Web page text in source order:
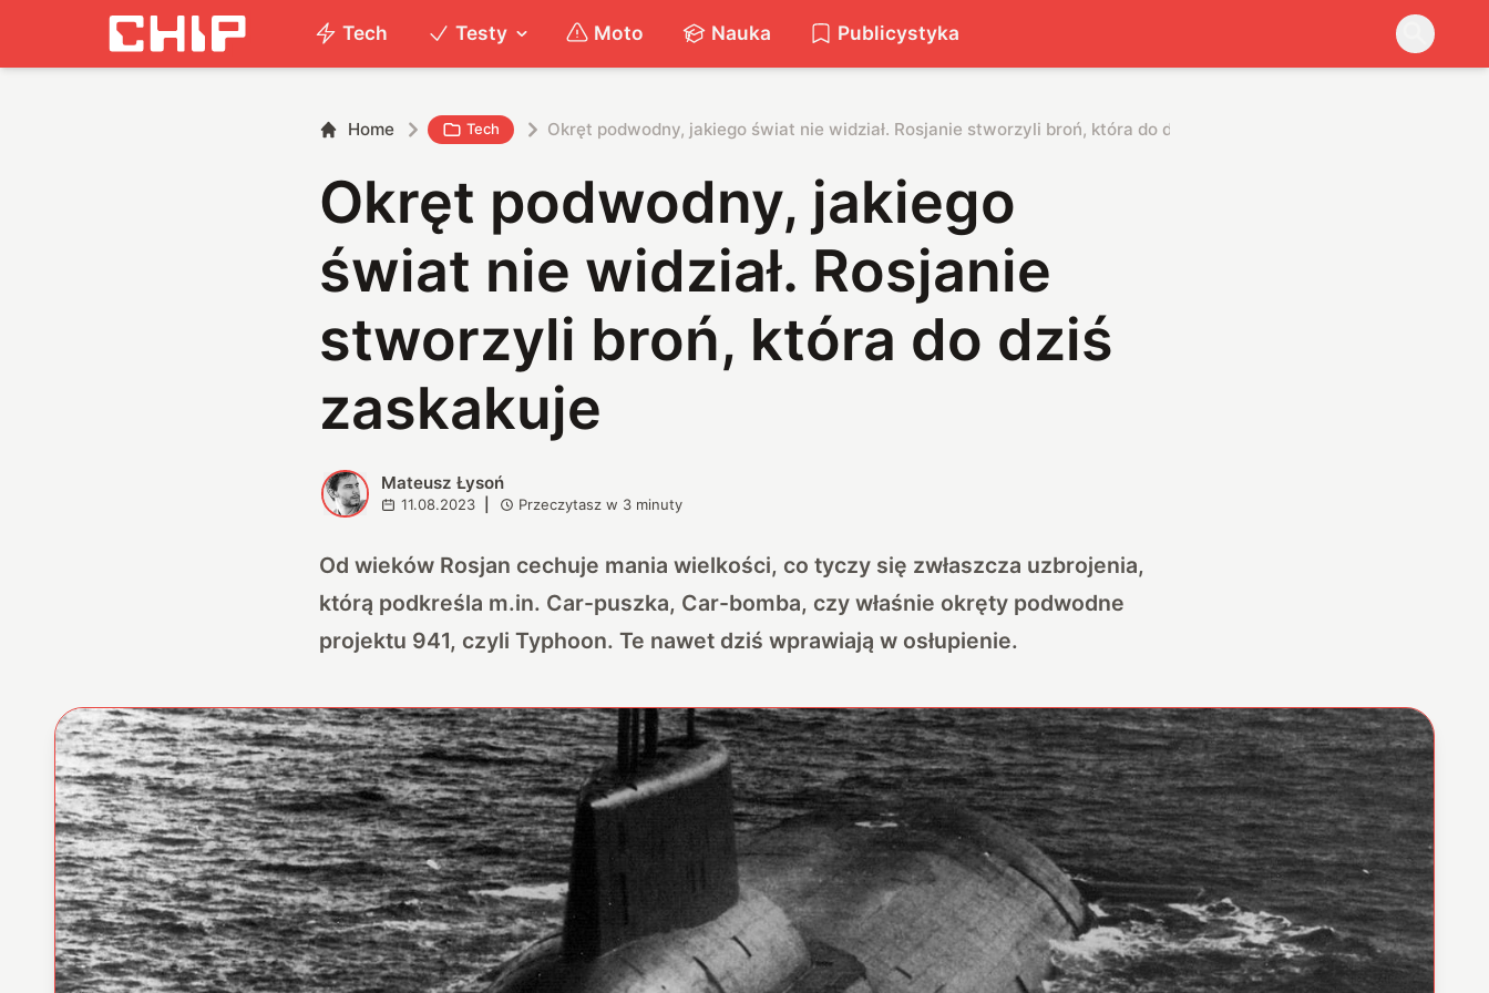
Tech Testy Moto Nauka Publicystyka
Home Tech Okręt podwodny, jakiego świat nie widział. Rosjanie stworzyli broń, która do dziś zaskakuje
Okręt podwodny, jakiego
świat nie widział. Rosjanie
stworzyli broń, która do dziś
zaskakuje
M Mateusz Łysoń
11.08.2023 Przeczytasz w 3 minuty
Od wieków Rosjan cechuje mania wielkości, co tyczy się zwłaszcza uzbrojenia,
którą podkreśla m.in. Car-puszka, Car-bomba, czy właśnie okręty podwodne
projektu 941, czyli Typhoon. Te nawet dziś wprawiają w osłupienie.